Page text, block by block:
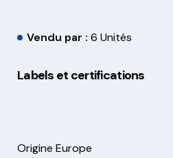
Vendu par : 6 Unités
Labels et certifications
Origine Europe